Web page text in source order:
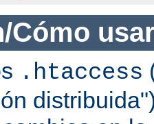
Cómo
.htaccess